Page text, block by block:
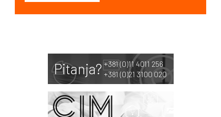
Pitanja? +381 (0)11 4011 256
+381 (0)21 3100 020